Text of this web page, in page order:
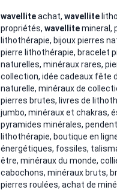
wavelliteachat, wavellite
propriétés, wavellitemineral,
lithothérapie, bijoux pierres
pierre lithothérapie, bracelet
naturelles, minéraux rares,
collection, idée cadeaux fête
naturelle, minéraux de
pierres brutes, livres de
jumbo, minéraux et chakras,
pyramides minérales,
lithothérapie, boutique en
énergétiques, fossiles,
être, minéraux du monde,
cabochons, minéraux bruts,
pierres roulées, achat de